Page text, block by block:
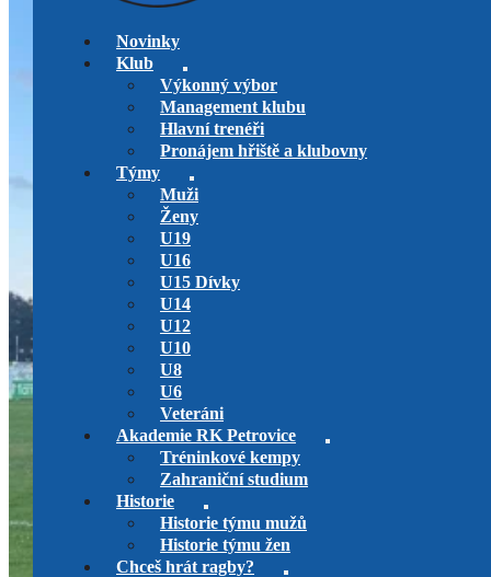
Novinky
Klub
Výkonný výbor
Management klubu
Hlavní trenéři
Pronájem hřiště a klubovny
Týmy
Muži
Ženy
U19
U16
U15 Dívky
U14
U12
U10
U8
U6
Veteráni
Akademie RK Petrovice
Tréninkové kempy
Zahraniční studium
Historie
Historie týmu mužů
Historie týmu žen
Chceš hrát ragby?